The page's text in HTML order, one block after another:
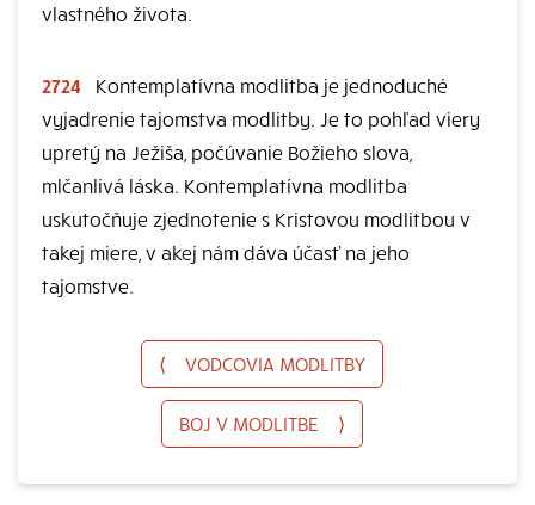
vlastného života.
2724
Kontemplatívna modlitba je jednoduché
vyjadrenie tajomstva modlitby. Je to pohľad viery
upretý na Ježiša, počúvanie Božieho slova,
mlčanlivá láska. Kontemplatívna modlitba
uskutočňuje zjednotenie s Kristovou modlitbou v
takej miere, v akej nám dáva účasť na jeho
tajomstve.
⟨ VODCOVIA MODLITBY
BOJ V MODLITBE ⟩